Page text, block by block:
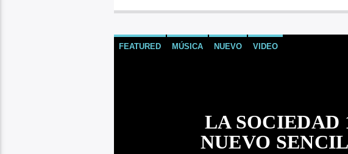
FEATURED MÚSICA NUEVO VIDEO
LA SOCIEDAD
NUEVO